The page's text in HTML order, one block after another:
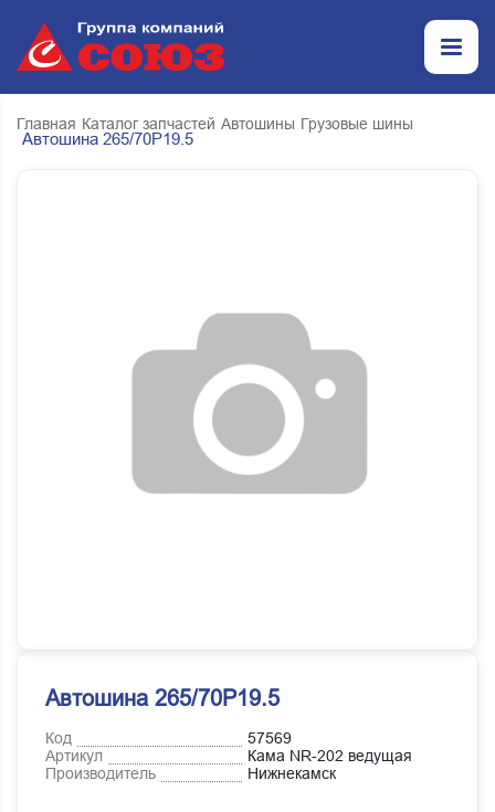
Главная Каталог запчастей Автошины Грузовые шины
Автошина 265/70Р19.5
Автошина 265/70Р19.5
Код
57569
Артикул
Кама NR-202 ведущая
Производитель
Нижнекамск